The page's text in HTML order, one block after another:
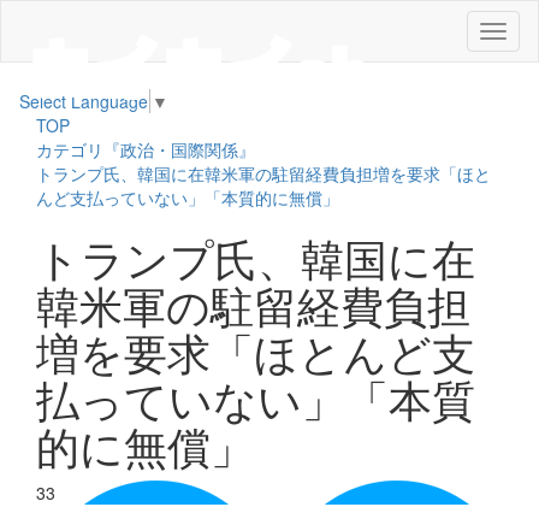
メ
ニ
Select Language ▼
TOP
カテゴリ『政治・国際関係』
トランプ氏、韓国に在韓米軍の駐留経費負担増を要求「ほと
んど支払っていない」「本質的に無償」
トランプ氏、韓国に在
韓米軍の駐留経費負担
増を要求「ほとんど支
払っていない」「本質
的に無償」
33